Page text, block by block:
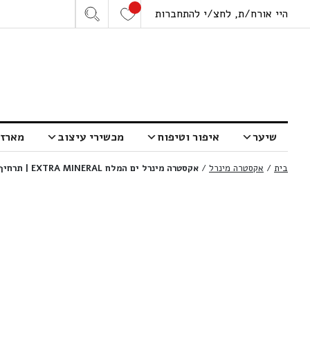
היי אורח/ת, לחצ/י להתחברות
שיער איפור וטיפוח מכשירי עיצוב
בית / אקסטרה מינרל / אקסטרה מינרל ים המלח EXTRA MINERAL | תרחיף ייבוש BIOCELL לייבוש פצעונים | 30 מ”ל